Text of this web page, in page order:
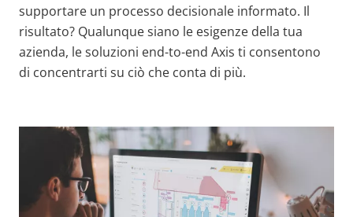
supportare un processo decisionale informato. Il
risultato? Qualunque siano le esigenze della tua
azienda, le soluzioni end-to-end Axis ti consentono
di concentrarti su ciò che conta di più.